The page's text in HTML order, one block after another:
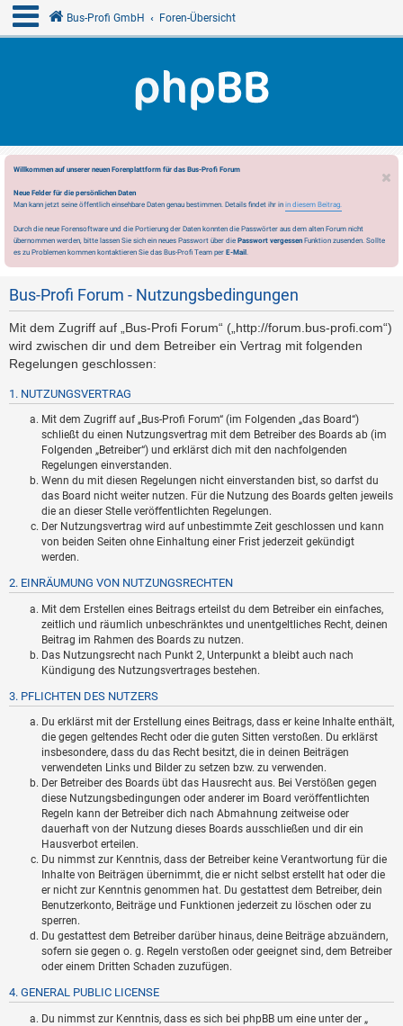
Bus-Profi GmbH Foren-Übersicht
Willkommen auf unserer neuen Forenplattform für das Bus-Profi Forum
Neue Felder für die persönlichen Daten
Man kann jetzt seine öffentlich einsehbare Daten genau bestimmen. Details findet ihr in in diesem Beitrag.
Durch die neue Forensoftware und die Portierung der Daten konnten die Passwörter aus dem alten Forum nicht
übernommen werden, bitte lassen Sie sich ein neues Passwort über die Passwort vergessen Funktion zusenden. Sollte
es zu Problemen kommen kontaktieren Sie das Bus-Profi Team per E-Mail.
Bus-Profi Forum - Nutzungsbedingungen
Mit dem Zugriff auf „Bus-Profi Forum“ („http://forum.bus-profi.com“)
wird zwischen dir und dem Betreiber ein Vertrag mit folgenden
Regelungen geschlossen:
1. NUTZUNGSVERTRAG
Mit dem Zugriff auf „Bus-Profi Forum“ (im Folgenden „das Board“)
schließt du einen Nutzungsvertrag mit dem Betreiber des Boards ab (im
Folgenden „Betreiber“) und erklärst dich mit den nachfolgenden
Regelungen einverstanden.
Wenn du mit diesen Regelungen nicht einverstanden bist, so darfst du
das Board nicht weiter nutzen. Für die Nutzung des Boards gelten jeweils
die an dieser Stelle veröffentlichten Regelungen.
Der Nutzungsvertrag wird auf unbestimmte Zeit geschlossen und kann
von beiden Seiten ohne Einhaltung einer Frist jederzeit gekündigt
werden.
2. EINRÄUMUNG VON NUTZUNGSRECHTEN
Mit dem Erstellen eines Beitrags erteilst du dem Betreiber ein einfaches,
zeitlich und räumlich unbeschränktes und unentgeltliches Recht, deinen
Beitrag im Rahmen des Boards zu nutzen.
Das Nutzungsrecht nach Punkt 2, Unterpunkt a bleibt auch nach
Kündigung des Nutzungsvertrages bestehen.
3. PFLICHTEN DES NUTZERS
Du erklärst mit der Erstellung eines Beitrags, dass er keine Inhalte enthält,
die gegen geltendes Recht oder die guten Sitten verstoßen. Du erklärst
insbesondere, dass du das Recht besitzt, die in deinen Beiträgen
verwendeten Links und Bilder zu setzen bzw. zu verwenden.
Der Betreiber des Boards übt das Hausrecht aus. Bei Verstößen gegen
diese Nutzungsbedingungen oder anderer im Board veröffentlichten
Regeln kann der Betreiber dich nach Abmahnung zeitweise oder
dauerhaft von der Nutzung dieses Boards ausschließen und dir ein
Hausverbot erteilen.
Du nimmst zur Kenntnis, dass der Betreiber keine Verantwortung für die
Inhalte von Beiträgen übernimmt, die er nicht selbst erstellt hat oder die
er nicht zur Kenntnis genommen hat. Du gestattest dem Betreiber, dein
Benutzerkonto, Beiträge und Funktionen jederzeit zu löschen oder zu
sperren.
Du gestattest dem Betreiber darüber hinaus, deine Beiträge abzuändern,
sofern sie gegen o. g. Regeln verstoßen oder geeignet sind, dem Betreiber
oder einem Dritten Schaden zuzufügen.
4. GENERAL PUBLIC LICENSE
Du nimmst zur Kenntnis, dass es sich bei phpBB um eine unter der „